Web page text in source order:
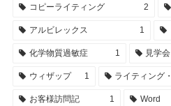
コピーライティング 2
アルビレックス 1
化学物質過敏症 1 見学会
ウィザップ 1 ライティング
お客様訪問記 1 Word